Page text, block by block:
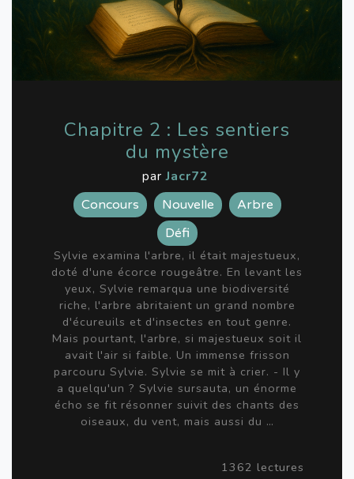
Chapitre 2 : Les sentiers
du mystère
parJacr72
Concours Nouvelle
Arbre
Défi
Sylvie examina l'arbre, il était majestueux,
doté d'une écorce rougeâtre. En levant les
yeux, Sylvie remarqua une biodiversité
riche, l'arbre abritaient un grand nombre
d'écureuils et d'insectes en tout genre.
Mais pourtant, l'arbre, si majestueux soit il
avait l'air si faible. Un immense frisson
parcouru Sylvie. Sylvie se mit à crier. - Il y
a quelqu'un ? Sylvie sursauta, un énorme
écho se fit résonner suivit des chants des
oiseaux, du vent, mais aussi du …
1362 lectures